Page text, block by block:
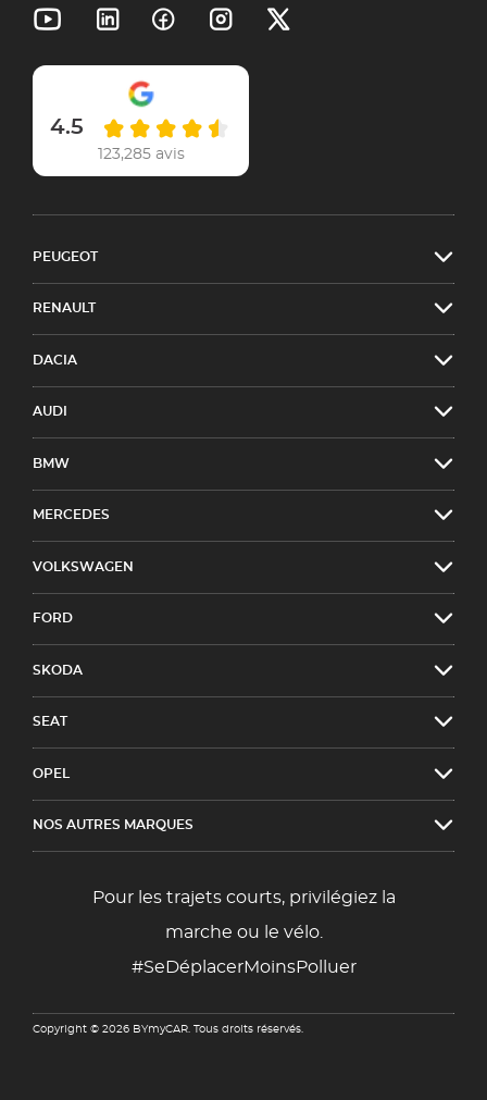
4.5
123,285 avis
PEUGEOT
RENAULT
DACIA
AUDI
BMW
MERCEDES
VOLKSWAGEN
FORD
SKODA
SEAT
OPEL
NOS AUTRES MARQUES
Pour les trajets courts, privilégiez la
marche ou le vélo.
#SeDéplacerMoinsPolluer
Copyright © 2026 BYmyCAR. Tous droits réservés.